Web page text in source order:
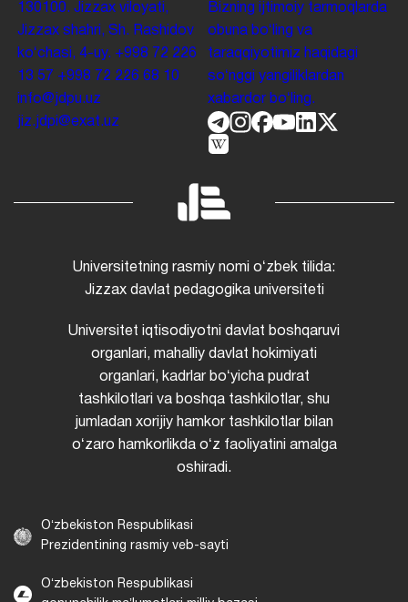
130100. Jizzax viloyati,
Jizzax shahri, Sh. Rashidov
koʻchasi, 4-uy. +998 72 226
13 57 +998 72 226 68 10
info@jdpu.uz
jiz.jdpi@exat.uz
Bizning ijtimoiy tarmoqlarda
obuna boʻling va
taraqqiyotimiz haqidagi
soʻnggi yangiliklardan
xabardor boʻling.
Universitetning rasmiy nomi oʻzbek tilida:
Jizzax davlat pedagogika universiteti
Universitet iqtisodiyotni davlat boshqaruvi
organlari, mahalliy davlat hokimiyati
organlari, kadrlar boʻyicha pudrat
tashkilotlari va boshqa tashkilotlar, shu
jumladan xorijiy hamkor tashkilotlar bilan
oʻzaro hamkorlikda oʻz faoliyatini amalga
oshiradi.
Oʻzbekiston Respublikasi
Prezidentining rasmiy veb-sayti
Oʻzbekiston Respublikasi